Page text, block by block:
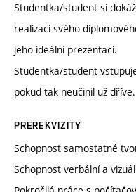
Studentka/student si
realizaci svého
jeho ideální prezentaci.
Studentka/student
pokud tak neučinil už dříve.
PREREKVIZITY
Schopnost samostatné
Schopnost verbální a